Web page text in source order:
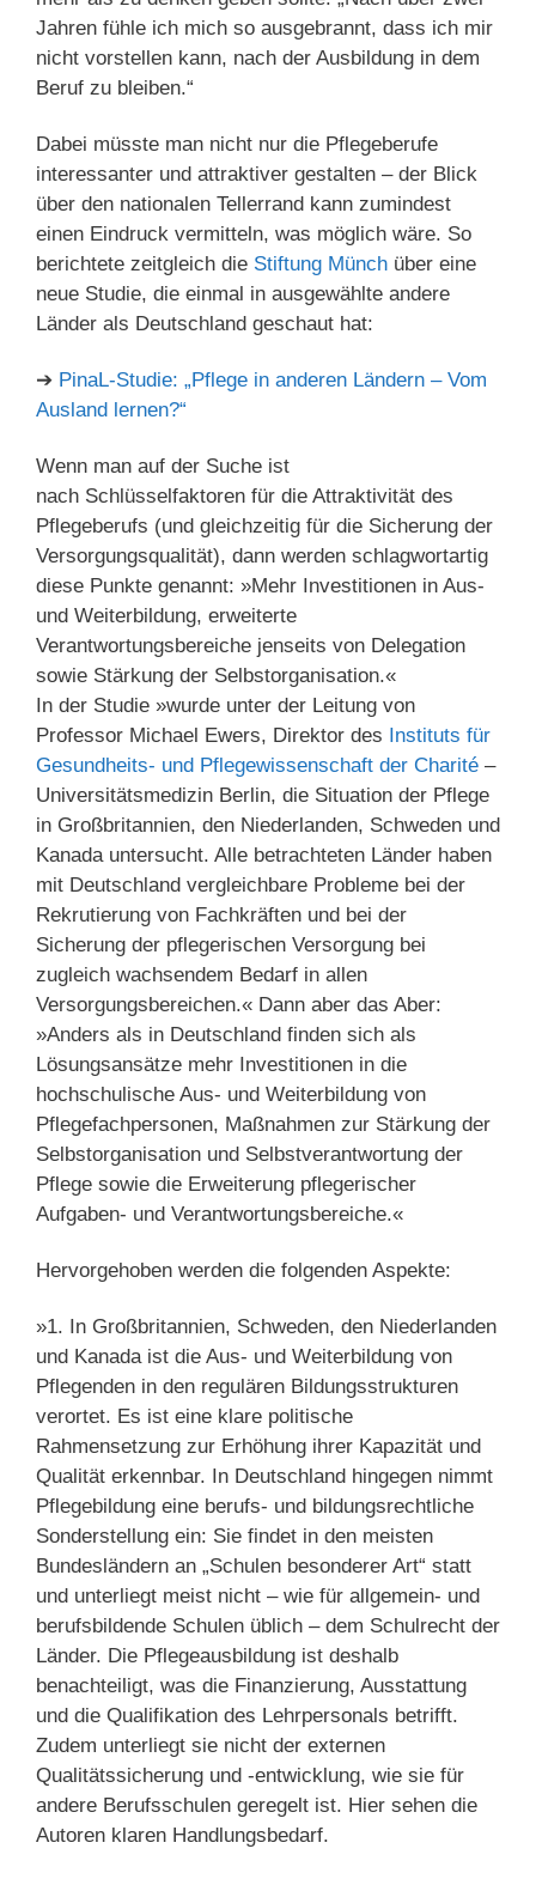
Jahren fühle ich mich so ausgebrannt, dass ich mir
nicht vorstellen kann, nach der Ausbildung in dem
Beruf zu bleiben.“
Dabei müsste man nicht nur die Pflegeberufe
interessanter und attraktiver gestalten – der Blick
über den nationalen Tellerrand kann zumindest
einen Eindruck vermitteln, was möglich wäre. So
berichtete zeitgleich die Stiftung Münch über eine
neue Studie, die einmal in ausgewählte andere
Länder als Deutschland geschaut hat:
➔ PinaL-Studie: „Pflege in anderen Ländern – Vom
Ausland lernen?“
Wenn man auf der Suche ist
nach Schlüsselfaktoren für die Attraktivität des
Pflegeberufs (und gleichzeitig für die Sicherung der
Versorgungsqualität), dann werden schlagwortartig
diese Punkte genannt: »Mehr Investitionen in Aus-
und Weiterbildung, erweiterte
Verantwortungsbereiche jenseits von Delegation
sowie Stärkung der Selbstorganisation.«
In der Studie »wurde unter der Leitung von
Professor Michael Ewers, Direktor des Instituts für
Gesundheits- und Pflegewissenschaft der Charité –
Universitätsmedizin Berlin, die Situation der Pflege
in Großbritannien, den Niederlanden, Schweden und
Kanada untersucht. Alle betrachteten Länder haben
mit Deutschland vergleichbare Probleme bei der
Rekrutierung von Fachkräften und bei der
Sicherung der pflegerischen Versorgung bei
zugleich wachsendem Bedarf in allen
Versorgungsbereichen.« Dann aber das Aber:
»Anders als in Deutschland finden sich als
Lösungsansätze mehr Investitionen in die
hochschulische Aus- und Weiterbildung von
Pflegefachpersonen, Maßnahmen zur Stärkung der
Selbstorganisation und Selbstverantwortung der
Pflege sowie die Erweiterung pflegerischer
Aufgaben- und Verantwortungsbereiche.«
Hervorgehoben werden die folgenden Aspekte:
»1. In Großbritannien, Schweden, den Niederlanden
und Kanada ist die Aus- und Weiterbildung von
Pflegenden in den regulären Bildungsstrukturen
verortet. Es ist eine klare politische
Rahmensetzung zur Erhöhung ihrer Kapazität und
Qualität erkennbar. In Deutschland hingegen nimmt
Pflegebildung eine berufs- und bildungsrechtliche
Sonderstellung ein: Sie findet in den meisten
Bundesländern an „Schulen besonderer Art“ statt
und unterliegt meist nicht – wie für allgemein- und
berufsbildende Schulen üblich – dem Schulrecht der
Länder. Die Pflegeausbildung ist deshalb
benachteiligt, was die Finanzierung, Ausstattung
und die Qualifikation des Lehrpersonals betrifft.
Zudem unterliegt sie nicht der externen
Qualitätssicherung und -entwicklung, wie sie für
andere Berufsschulen geregelt ist. Hier sehen die
Autoren klaren Handlungsbedarf.